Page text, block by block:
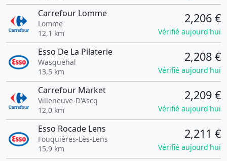
Carrefour Lomme
Lomme
12,1 km
2,206 €
Vérifié aujourd'hui
Esso De La Pilaterie
Wasquehal
13,5 km
2,208 €
Vérifié aujourd'hui
Carrefour Market
Villeneuve-D'Ascq
12,0 km
2,209 €
Vérifié aujourd'hui
Esso Rocade Lens
Fouquières-Lès-Lens
15,9 km
2,211 €
Vérifié aujourd'hui